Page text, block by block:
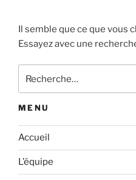
Il semble que ce que vous
Essayez avec une
pour
MENU
Accueil
L’équipe